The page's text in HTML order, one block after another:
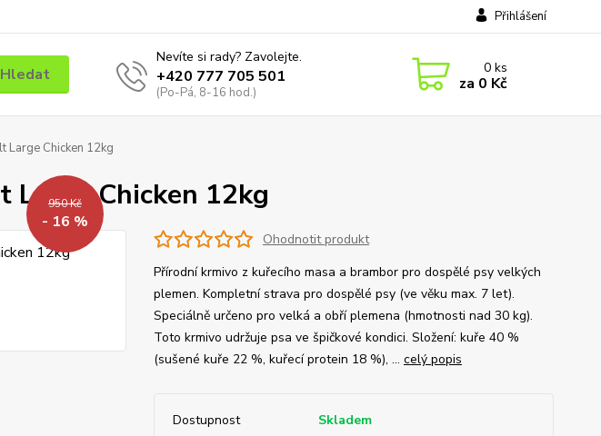
Přihlášení
Hledat
Nevíte si rady? Zavolejte.
+420 777 705 501
(Po-Pá, 8-16 hod.)
0ks
za 0 Kč
Large Chicken 12kg
Chicken 12kg
950 Kč
- 16 %
Ohodnotit produkt
Přírodní krmivo z kuřecího masa a brambor pro dospělé psy velkých
plemen. Kompletní strava pro dospělé psy (ve věku max. 7 let).
Speciálně určeno pro velká a obří plemena (hmotnosti nad 30 kg).
Toto krmivo udržuje psa ve špičkové kondici. Složení: kuře 40 %
(sušené kuře 22 %, kuřecí protein 18 %), ... celý popis
Dostupnost
Skladem